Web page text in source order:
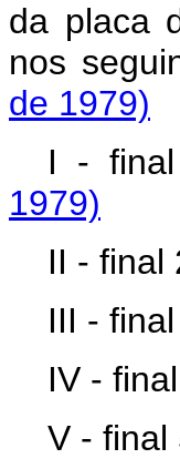
da placa
nos
de 1979)
I -
1979)
II - final
III -
IV -
V - final